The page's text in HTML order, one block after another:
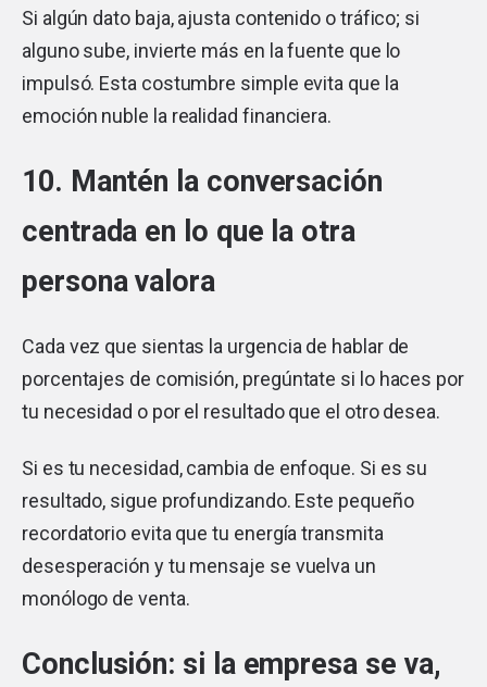
Si algún dato baja, ajusta contenido o tráfico; si
alguno sube, invierte más en la fuente que lo
impulsó. Esta costumbre simple evita que la
emoción nuble la realidad financiera.
10. Mantén la conversación
centrada en lo que la otra
persona valora
Cada vez que sientas la urgencia de hablar de
porcentajes de comisión, pregúntate si lo haces por
tu necesidad o por el resultado que el otro desea.
Si es tu necesidad, cambia de enfoque. Si es su
resultado, sigue profundizando. Este pequeño
recordatorio evita que tu energía transmita
desesperación y tu mensaje se vuelva un
monólogo de venta.
Conclusión: si la empresa se va,